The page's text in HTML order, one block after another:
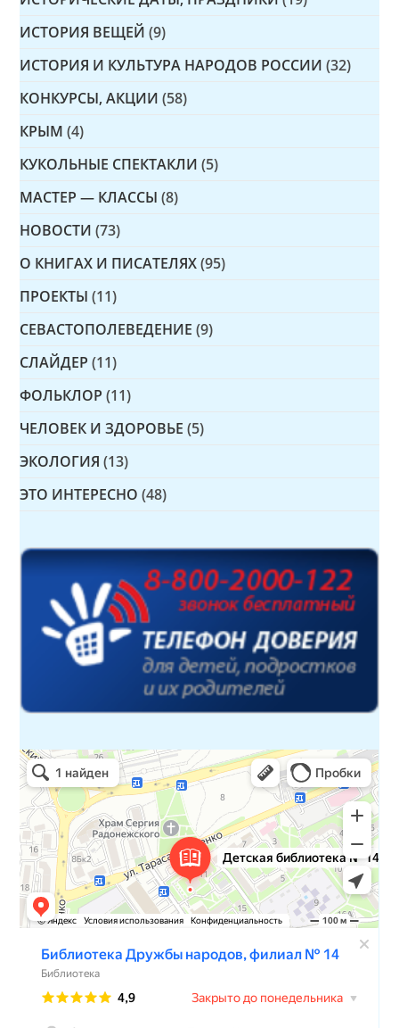
ИСТОРИЯ ВЕЩЕЙ (9)
ИСТОРИЯ И КУЛЬТУРА НАРОДОВ РОССИИ (32)
КОНКУРСЫ, АКЦИИ (58)
КРЫМ (4)
КУКОЛЬНЫЕ СПЕКТАКЛИ (5)
МАСТЕР — КЛАССЫ (8)
НОВОСТИ (73)
О КНИГАХ И ПИСАТЕЛЯХ (95)
ПРОЕКТЫ (11)
СЕВАСТОПОЛЕВЕДЕНИЕ (9)
СЛАЙДЕР (11)
ФОЛЬКЛОР (11)
ЧЕЛОВЕК И ЗДОРОВЬЕ (5)
ЭКОЛОГИЯ (13)
ЭТО ИНТЕРЕСНО (48)
Детская библиотека № 14 Дружбы народов
Библиотека в Севастополе